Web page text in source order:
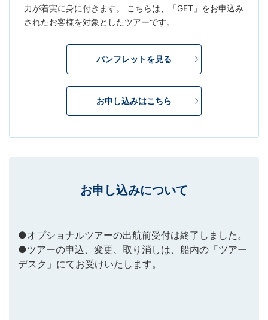
力が着実に身に付きます。 こちらは、「GET」をお申込み
されたお客様を対象としたツアーです。
パンフレットを見る
お申し込みはこちら
お申し込みについて
●オプショナルツアーの出航前受付は終了しました。
●ツアーの申込、変更、取り消しは、船内の「ツアー
デスク」にてお受けいたします。